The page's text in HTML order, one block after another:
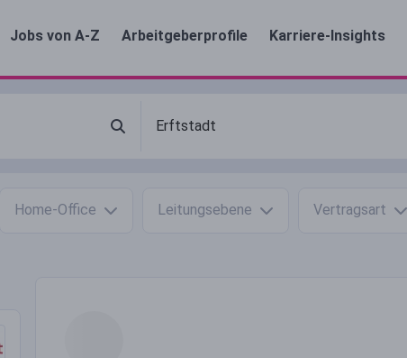
Jobs von A-Z Arbeitgeberprofile Karriere-Insights
Home-Office Leitungsebene Vertragsart